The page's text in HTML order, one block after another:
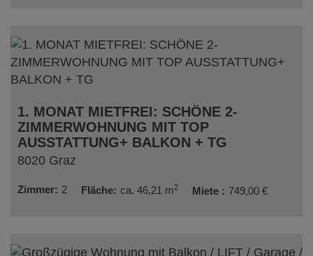
1. MONAT MIETFREI: SCHÖNE 2-
ZIMMERWOHNUNG MIT TOP
AUSSTATTUNG+ BALKON + TG
8020 Graz
Zimmer 2 Fläche ca. 46,21 m2 Miete 749,00 €